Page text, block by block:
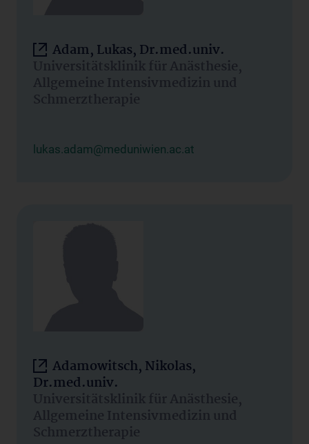
Adam, Lukas, Dr.med.univ.
Universitätsklinik für Anästhesie,
Allgemeine Intensivmedizin und
Schmerztherapie
lukas.adam@meduniwien.ac.at
Adamowitsch, Nikolas,
Dr.med.univ.
Universitätsklinik für Anästhesie,
Allgemeine Intensivmedizin und
Schmerztherapie